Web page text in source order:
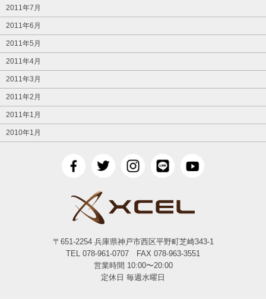
2011年7月
2011年6月
2011年5月
2011年4月
2011年3月
2011年2月
2011年1月
2010年1月
〒651-2254 兵庫県神戸市西区平野町芝崎343-1
TEL 078-961-0707 FAX 078-963-3551
営業時間 10:00〜20:00
定休日 毎週水曜日